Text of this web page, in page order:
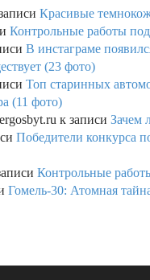
Красивые
Контрольные работы
В инстаграме
(23 фото)
Топ старинных
(11 фото)
к записи Зачем
Победители конкурса
Контрольные
Гомель-30: Атомная